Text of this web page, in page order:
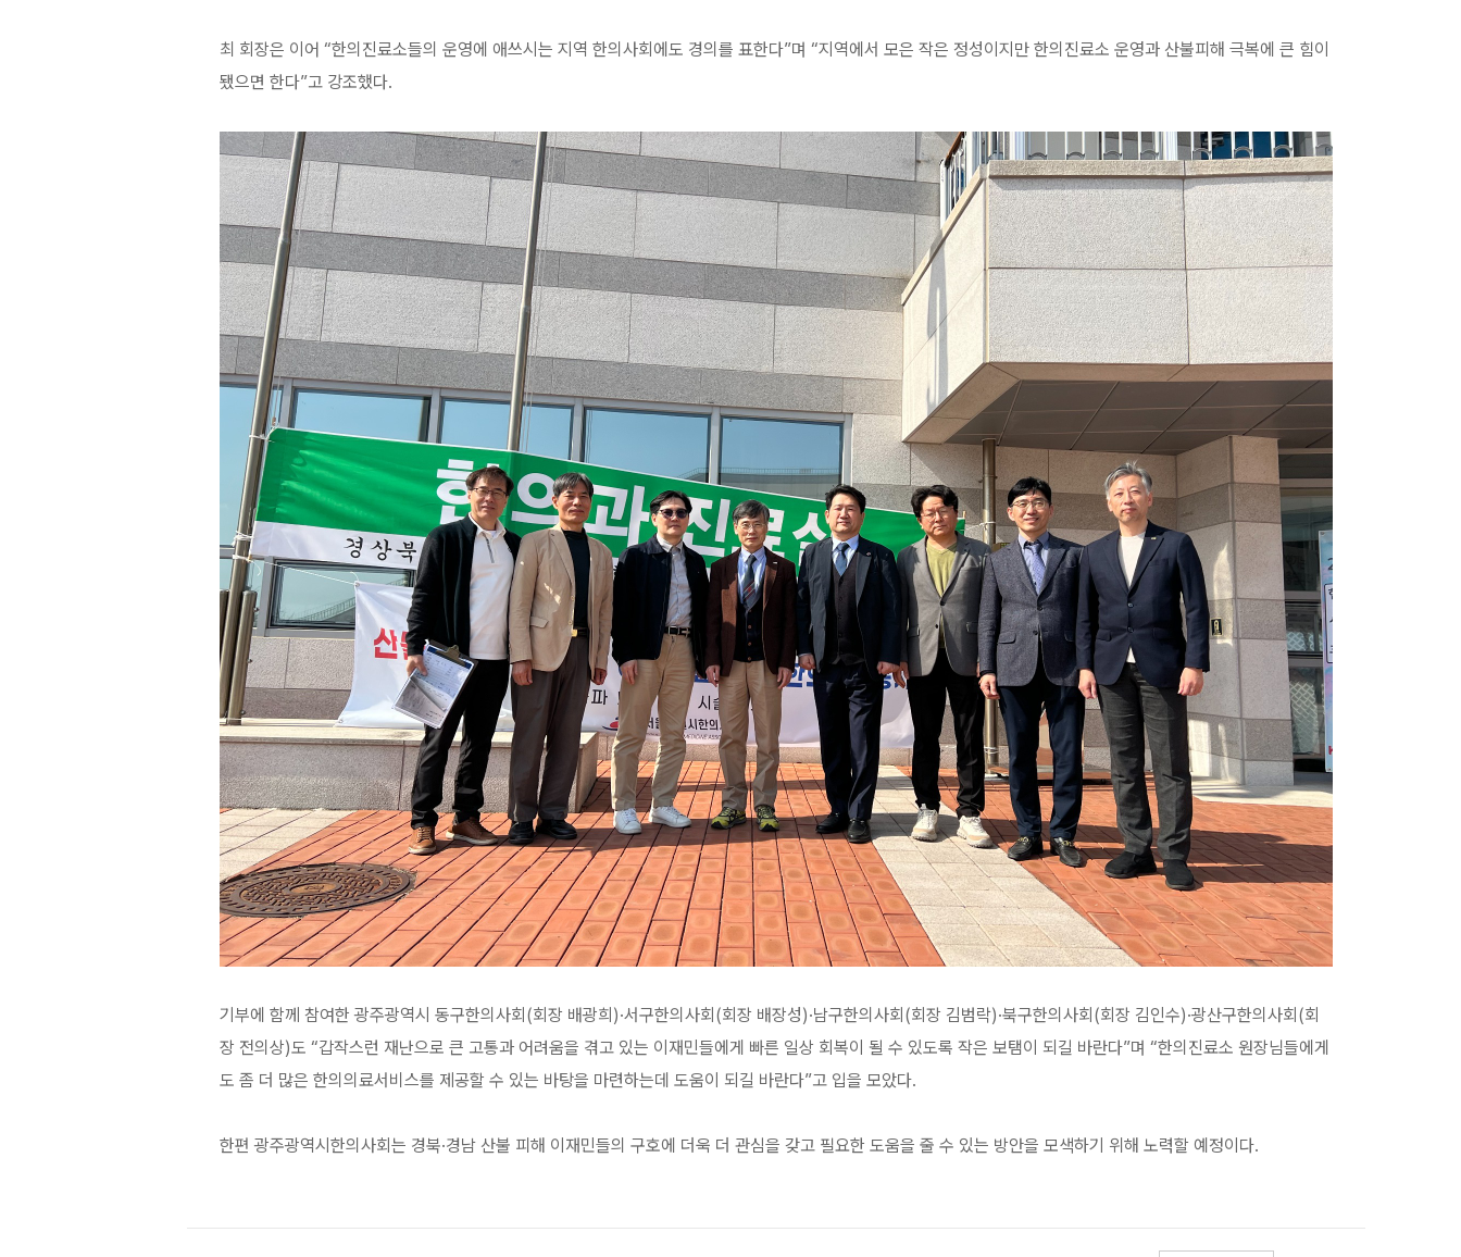
최 회장은 이어 “한의진료소들의 운영에 애쓰시는 지역 한의사회에도 경의를 표한다”며 “지역에서 모은 작은 정성이지만 한의진료소 운영과 산불피해 극복에 큰 힘이
됐으면 한다”고 강조했다.
기부에 함께 참여한 광주광역시 동구한의사회(회장 배광희)·서구한의사회(회장 배장성)·남구한의사회(회장 김범락)·북구한의사회(회장 김인수)·광산구한의사회(회
장 전의상)도 “갑작스런 재난으로 큰 고통과 어려움을 겪고 있는 이재민들에게 빠른 일상 회복이 될 수 있도록 작은 보탬이 되길 바란다”며 “한의진료소 원장님들에게
도 좀 더 많은 한의의료서비스를 제공할 수 있는 바탕을 마련하는데 도움이 되길 바란다”고 입을 모았다.
한편 광주광역시한의사회는 경북·경남 산불 피해 이재민들의 구호에 더욱 더 관심을 갖고 필요한 도움을 줄 수 있는 방안을 모색하기 위해 노력할 예정이다.